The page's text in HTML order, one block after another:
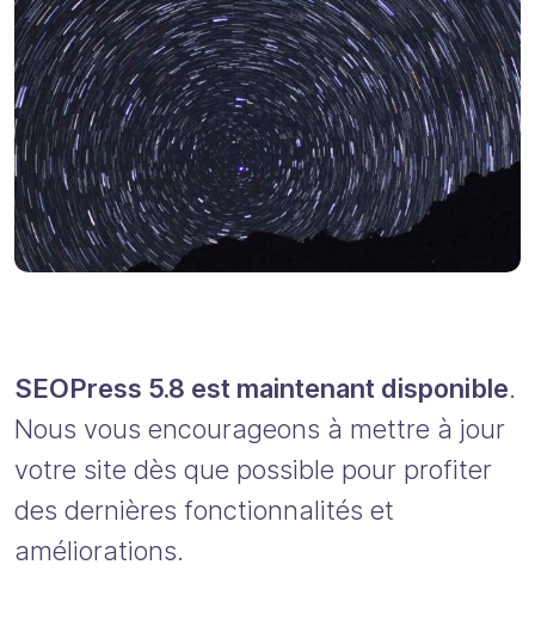
SEOPress 5.8 est maintenant disponible.
Nous vous encourageons à mettre à jour
votre site dès que possible pour profiter
des dernières fonctionnalités et
améliorations.